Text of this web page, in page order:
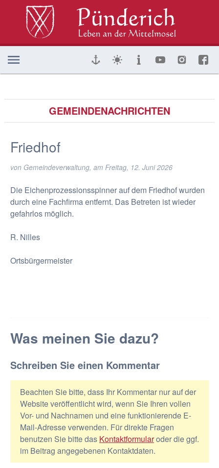
GEMEINDENACHRICHTEN
Friedhof
von Gemeindeverwaltung, am Freitag, 12. Juni 2026
Die Eichenprozessionsspinner auf dem Friedhof wurden
durch eine Fachfirma entfernt. Das Betreten ist wieder
gefahrlos möglich.
R. Nilles
Ortsbürgermeister
Was meinen Sie dazu?
Schreiben Sie einen Kommentar
Beachten Sie bitte, dass Ihr Kommentar nur auf der
Website veröffentlicht wird, wenn Sie Ihren vollen
Vor- und Nachnamen und eine funktionierende E-
Mail-Adresse verwenden. Für direkte Fragen
benutzen Sie bitte das Kontaktformularoder die ggf.
im Beitrag angegebenen Kontaktdaten.